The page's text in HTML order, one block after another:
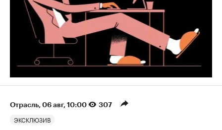
Отрасль 06 авг, 10:00 307
ЭКСКЛЮЗИВ